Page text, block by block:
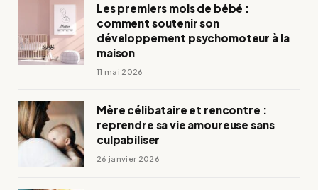
Les premiers mois de bébé :
comment soutenir son
développement psychomoteur à la
maison
11 mai 2026
Mère célibataire et rencontre :
reprendre sa vie amoureuse sans
culpabiliser
26 janvier 2026